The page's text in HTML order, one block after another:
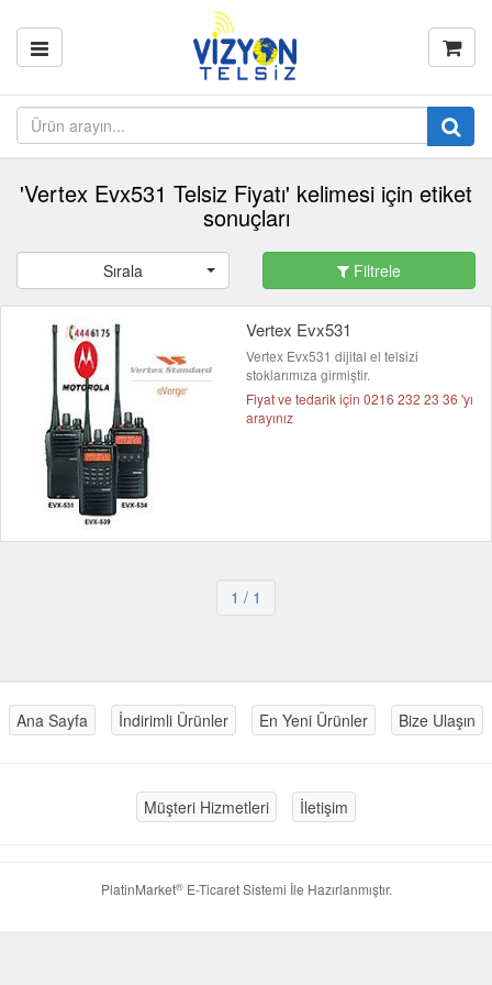
'Vertex Evx531 Telsiz Fiyatı' kelimesi için etiket
sonuçları
Sırala Filtrele
Vertex Evx531
Vertex Evx531 dijital el telsizi
stoklarımıza girmiştir.
Fiyat ve tedarik için 0216 232 23 36 'yı
arayınız
1 / 1
Ana Sayfa İndirimli Ürünler En Yeni Ürünler Bize Ulaşın
Müşteri Hizmetleri İletişim
PlatinMarket®E-Ticaret Sistemi İle Hazırlanmıştır.